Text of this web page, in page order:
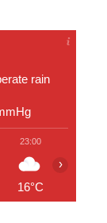
rain
23:00
16°C
›